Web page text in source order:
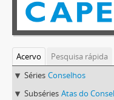
Acervo
Pesquisa rápida
Séries Conselhos
Subséries Atas do